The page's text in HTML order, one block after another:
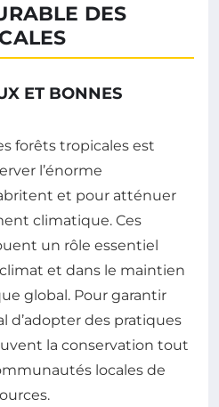
DES
ET BONNES
forêts tropicales est
l’énorme
et pour atténuer
climatique. Ces
un rôle essentiel
et dans le maintien
global. Pour garantir
d’adopter des pratiques
la conservation tout
locales de